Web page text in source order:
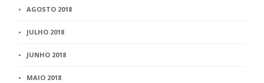
AGOSTO 2018
JULHO 2018
JUNHO 2018
MAIO 2018